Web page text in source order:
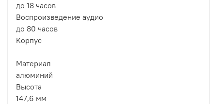
до 18 часов
Воспроизведение аудио
до 80 часов
Корпус
Материал
алюминий
Высота
147,6 мм